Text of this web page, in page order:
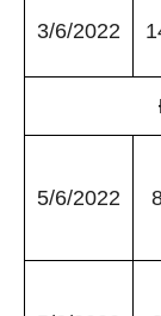
3/6/2022
5/6/2022